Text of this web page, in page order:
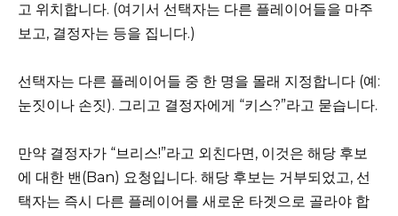
고 위치합니다. (여기서 선택자는 다른 플레이어들을 마주
보고, 결정자는 등을 집니다.)
선택자는 다른 플레이어들 중 한 명을 몰래 지정합니다 (예:
눈짓이나 손짓). 그리고 결정자에게 “키스?”라고 묻습니다.
만약 결정자가 “브리스!”라고 외친다면, 이것은 해당 후보
에 대한 밴(Ban) 요청입니다. 해당 후보는 거부되었고, 선
택자는 즉시 다른 플레이어를 새로운 타겟으로 골라야 합